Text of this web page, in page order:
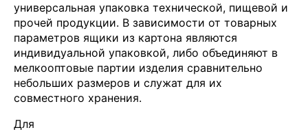
универсальная упаковка технической, пищевой и
прочей продукции. В зависимости от товарных
параметров ящики из картона являются
индивидуальной упаковкой, либо объединяют в
мелкооптовые партии изделия сравнительно
небольших размеров и служат для их
совместного хранения.
Для